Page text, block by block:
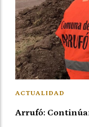
Arrufó:
ACTUALIDAD